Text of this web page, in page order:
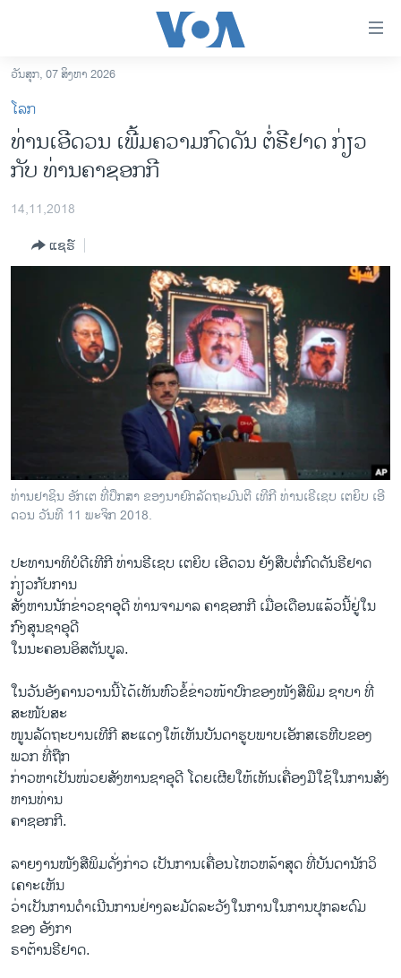
ເຂົ້າ
ຫາ
ຂ້າມ
ຂ້າມ
ຂ້າມ
ຫາ
ລາວ
ອາເມຣິກາ
ຂ່າວ​ຈີນ
ໂລກ
ອິດສະຫຼະພາບດ້ານການຂ່າວ
ຊີວິດຊາວລາວ
ຊຸມຊົນຊາວລາວ
ວິທະຍາສາດ-ເທັກໂນໂລຈີ
ພາສາອັງກິດ
ວີດີໂອ
ລາຍການກະຈາຍສຽງ
ລາຍງານ
ຕິດຕາມພວກເຮົາ ທີ່
ພາສາຕ່າງໆ
ວັນສຸກ, 07 ສິງຫາ 2026
ໂລກ
ທ່ານ​ເອີ​ດວນ ເພີ້ມ​ຄວາມ​ກົດ​ດັນ ຕໍ່​ຣີ​ຢາດ ກ່ຽວ​
ກັບ​ ທ່ານຄາ​ຊອກ​ກີ
14,11,2018
ແຊຣ໌
ທ່ານ​ຢາ​ຊິນ ອັກ​ເຕ ທີ່​ປຶກ​ສາ​ ຂອງນາ​ຍົກ​ລັດ​ຖະ​ມົນ​ຕີ ເທີ​ກີ ທ່ານ​ເຣີ​ເຊບ ເຕ​ຍິບ ເອີ​
ດວນ ວັນ​ທີ 11 ພະ​ຈິກ 2018.
ປະ​ທາ​ນາ​ທິ​ບໍ​ດີ​ເທີ​ກີ ທ່ານ​ຣີ​ເຊບ​ ເຕຍິບ ເອີ​ດວນ ຍັງ​ສືບ​ຕໍ່​ກົດ​ດັນຣີ​ຢາດ
ກ່ຽວ​ກັບ​ການ
​ສັງ​ຫານ​ນັກ​ຂ່າວ​ຊາ​ອຸ​ດີ ທ່ານ​ຈາ​ມາ​ລ ຄາຊອກ​ກີ ເມື່ອ​ເດືອນ​ແລ້ວ​ນີ້​ຢູ່​ໃນ​
ກົງ​ສຸ​ນ​ຊາ​ອຸ​ດີ
ໃນ​ນະ​ຄອນ​ອິ​ສ​ຕັ​ນບູ​ລ.
ໃນ​ວັນ​ອັງ​ຄານ​ວານ​ນີ້​ໄດ້​ເຫັນ​ຫົວ​ຂໍ້​ຂ່າວ​ໜ້າ​ປົກ​ຂອງ​ໜັງ​ສື​ພິມ​ ຊາ​ບາ​ ທີ່​
ສະ​ໜັບ​ສະ​
ໜູນ​ລັດ​ຖະ​ບານເທີ​ກີ ສະ​ແດງ​ໃຫ້​ເຫັນ​ບັນ​ດາຮູບ​ພາບເອັກ​ສເຣຫີບຂອງ
ພວກ ​ທີ່​ຖືກ
ກ່າວ​ຫາເປັນ​ໜ່ວຍ​ສັງ​ຫານ​ຊາ​ອຸ​ດີ ໂດຍ​ເຜີຍ​ໃຫ້​ເຫັນເຄື່ອງ​ມືໃຊ້​ໃນ​ການ​ສັງ​
ຫານ​ທ່ານ​
ຄາ​ຊອກ​ກີ.
ລາຍ​ງານ​ໜັງ​ສື​ພິມ​ດັ່ງ​ກ່າວ ເປັນການ​ເຄື່ອນ​ໄຫວ​ຫລ້າ​ສຸດ ທີ່​ບັນ​ດາ​ນັກ​ວິ​
ເຄາະ​ເຫັນ
​ວ່າເປັນ​ການດຳ​ເນີນ​ການ​ຢ່າງ​ລະ​ມັດ​ລະ​ວັງ​ໃນ​ການໃນ​ການ​ປຸກ​ລະ​ດົມ​
ຂອງ ​ອັງ​ກາ​
ຣາຕ້ານຣີ​ຢາດ.